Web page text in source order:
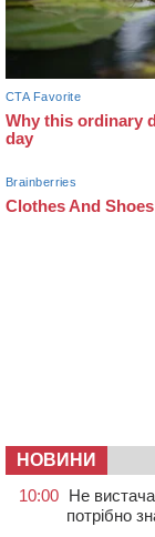
НОВИНИ
10:00 Не
потрібно